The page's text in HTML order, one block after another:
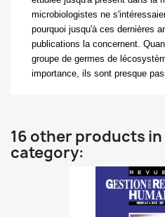
microbiologistes ne
pourquoi jusqu'à ces dernières
publications la concernent.
groupe de germes de
importance, ils sont presque
16 other products
category: